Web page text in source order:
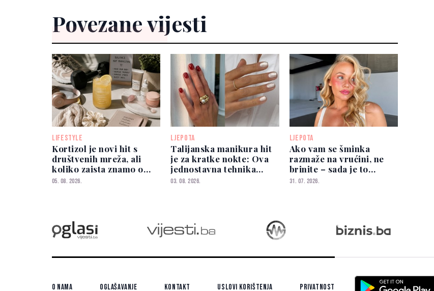
Povezane vijesti
LIFESTYLE
Kortizol je novi hit s
društvenih mreža, ali
koliko zaista znamo o
njemu?
05. 08. 2026.
LJEPOTA
Talijanska manikura hit
je za kratke nokte: Ova
jednostavna tehnika
vizualno izdužuje prste
03. 08. 2026.
LJEPOTA
Ako vam se šminka
razmaže na vrućini, ne
brinite – sada je to
moderno
31. 07. 2026.
O nama Oglašavanje Kontakt Uslovi korištenja Privatnost